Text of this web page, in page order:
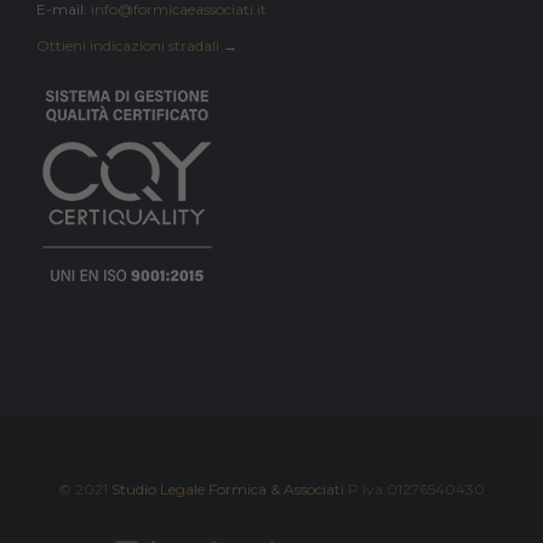
E-mail: info@formicaeassociati.it
Ottieni indicazioni stradali →
© 2021 Studio Legale Formica & Associati P.Iva 01276540430